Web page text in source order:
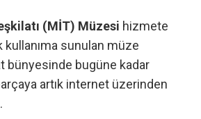
(MİT) Müzesi hizmete
kullanıma sunulan müze
bünyesinde bugüne kadar
artık internet üzerinden